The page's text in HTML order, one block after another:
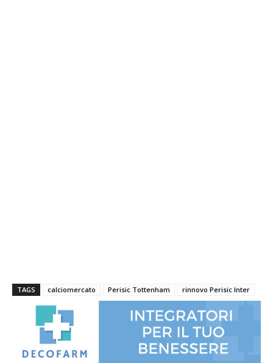
TAGS calciomercato Perisic Tottenham rinnovo Perisic Inter